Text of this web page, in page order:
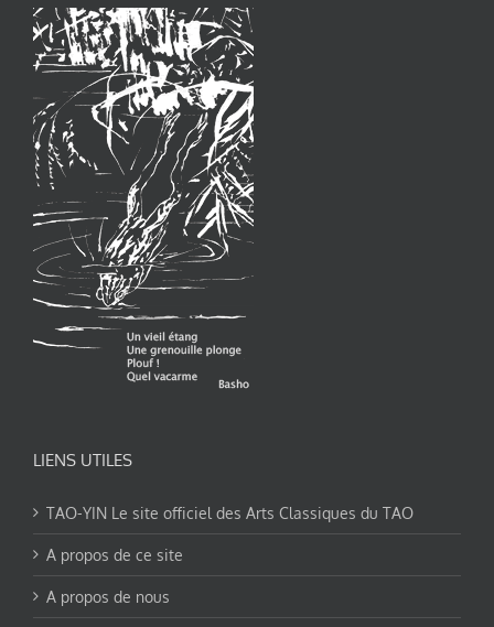
LIENS UTILES
TAO-YIN Le site officiel des Arts Classiques du TAO
A propos de ce site
A propos de nous